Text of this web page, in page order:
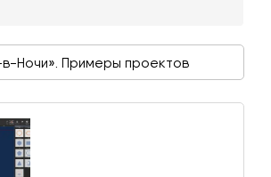
Ночи». Примеры проектов